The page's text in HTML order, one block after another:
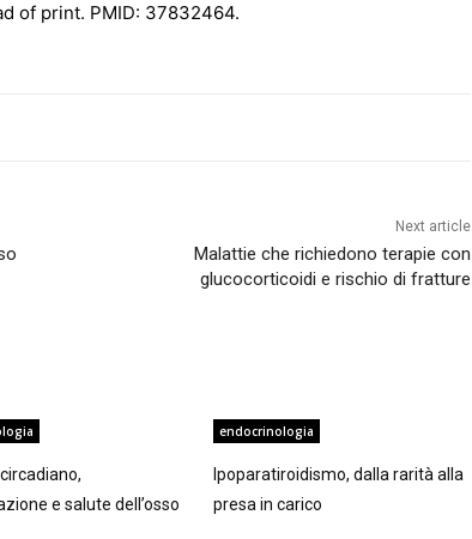
of print. PMID: 37832464.
Next article
Malattie che richiedono terapie con
glucocorticoidi e rischio di fratture
e salute dell’osso
endocrinologia
Ipoparatiroidismo, dalla rarità alla
presa in carico